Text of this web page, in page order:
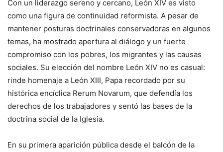
Con un liderazgo sereno y cercano, León XIV es visto
como una figura de continuidad reformista. A pesar de
mantener posturas doctrinales conservadoras en algunos
temas, ha mostrado apertura al diálogo y un fuerte
compromiso con los pobres, los migrantes y las causas
sociales. Su elección del nombre León XIV no es casual:
rinde homenaje a León XIII, Papa recordado por su
histórica encíclica Rerum Novarum, que defendía los
derechos de los trabajadores y sentó las bases de la
doctrina social de la Iglesia.
En su primera aparición pública desde el balcón de la